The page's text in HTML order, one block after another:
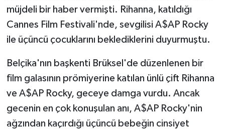
müjdeli bir haber vermişti. Rihanna, katıldığı
Cannes Film Festivali'nde, sevgilisi A$AP Rocky
ile üçüncü çocuklarını beklediklerini duyurmuştu.
Belçika'nın başkenti Brüksel'de düzenlenen bir
film galasının prömiyerine katılan ünlü çift Rihanna
ve A$AP Rocky, geceye damga vurdu. Ancak
gecenin en çok konuşulan anı, A$AP Rocky'nin
ağzından kaçırdığı üçüncü bebeğin cinsiyet